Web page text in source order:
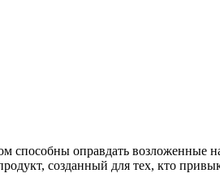
способны оправдать возложенные
созданный для тех, кто